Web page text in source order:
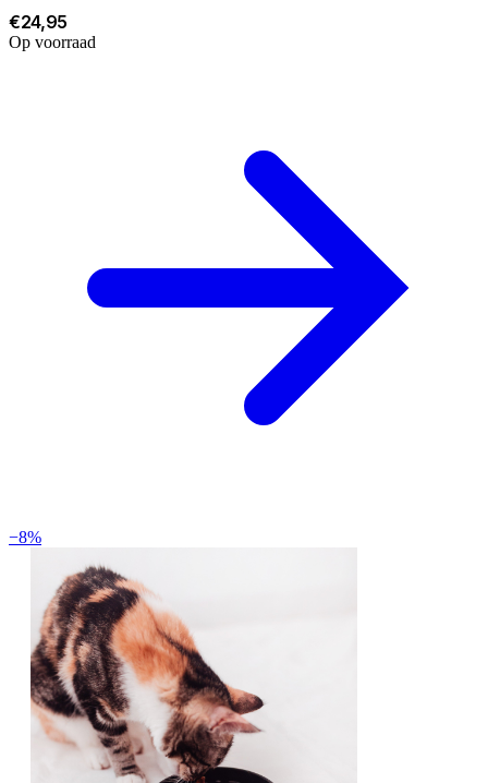
€24,95
Op voorraad
−8%